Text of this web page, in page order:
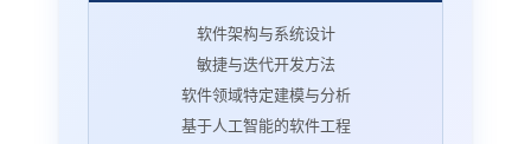
软件架构与系统设计
敏捷与迭代开发方法
软件领域特定建模与分析
基于人工智能的软件工程